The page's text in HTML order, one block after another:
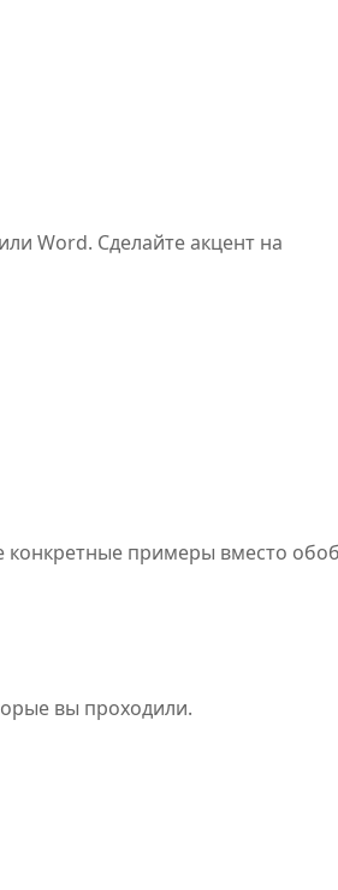
Word. Сделайте акцент на
конкретные примеры вместо
вы проходили.
ПОЛЕЗНОЕ